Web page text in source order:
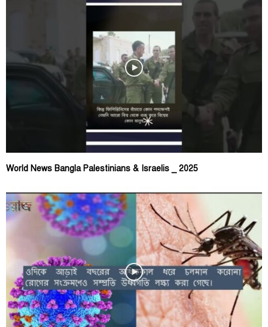
World News Bangla Palestinians & Israelis _ 2025